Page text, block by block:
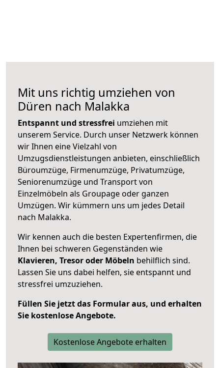
Mit uns richtig umziehen von
Düren nach Malakka
Entspannt und stressfrei umziehen mit
unserem Service. Durch unser Netzwerk können
wir Ihnen eine Vielzahl von
Umzugsdienstleistungen anbieten, einschließlich
Büroumzüge, Firmenumzüge, Privatumzüge,
Seniorenumzüge und Transport von
Einzelmöbeln als Groupage oder ganzen
Umzügen. Wir kümmern uns um jedes Detail
nach Malakka.
Wir kennen auch die besten Expertenfirmen, die
Ihnen bei schweren Gegenständen wie
Klavieren, Tresor oder Möbeln behilflich sind.
Lassen Sie uns dabei helfen, sie entspannt und
stressfrei umzuziehen.
Füllen Sie jetzt das Formular aus, und erhalten
Sie kostenlose Angebote.
Kostenlose Angebote erhalten